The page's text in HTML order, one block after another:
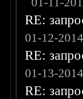
RE:
01-12-
RE:
01-13-
RE: